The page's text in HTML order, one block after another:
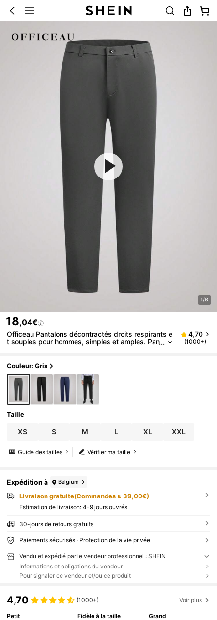
1/6
18,04€
Officeau Pantalons décontractés droits respirants e
t souples pour hommes, simples et amples. Pan
à l'été
4,70
(1000+)
Couleur: Gris
Taille
XS S M L XL XXL
Vérifier ma taille
Guide des tailles
Expédition à Belgium
Livraison gratuite(Commandes ≥ 39,00€)
Estimation de livraison: 4-9 jours ouvrés
30-jours de retours gratuits
Paiements sécurisés · Protection de la vie privée
Vendu et expédié par le vendeur professionnel : SHEIN
Informations et obligations du vendeur
Pour signaler ce vendeur et/ou ce produit
4,70 (1000+) Voir plus
Petit
Fidèle à la taille
Grand